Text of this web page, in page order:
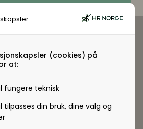
(cookies) på
at:
fungere teknisk
tilpasses din bruk, dine valg og
virksomhet som er
til +artikler og andre